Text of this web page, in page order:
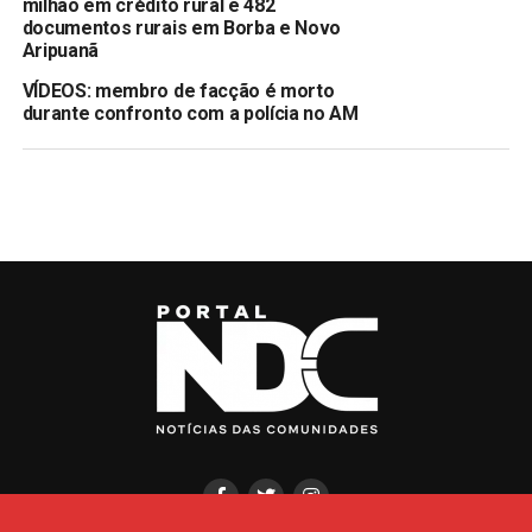
milhão em crédito rural e 482
documentos rurais em Borba e Novo
Aripuanã
VÍDEOS: membro de facção é morto
durante confronto com a polícia no AM